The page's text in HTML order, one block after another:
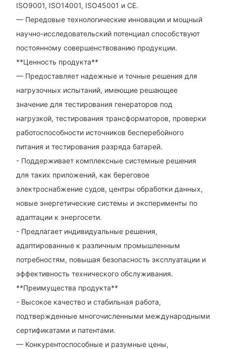
ISO9001, ISO14001, ISO45001 и CE.
— Передовые технологические инновации и мощный
научно-исследовательский потенциал способствуют
постоянному совершенствованию продукции.
**Ценность продукта**
— Предоставляет надежные и точные решения для
нагрузочных испытаний, имеющие решающее
значение для тестирования генераторов под
нагрузкой, тестирования трансформаторов, проверки
работоспособности источников бесперебойного
питания и тестирования разряда батарей.
- Поддерживает комплексные системные решения
для таких приложений, как береговое
электроснабжение судов, центры обработки данных,
новые энергетические системы и эксперименты по
адаптации к энергосети.
- Предлагает индивидуальные решения,
адаптированные к различным промышленным
потребностям, повышая безопасность эксплуатации и
эффективность технического обслуживания.
**Преимущества продукта**
- Высокое качество и стабильная работа,
подтвержденные многочисленными международными
сертификатами и патентами.
— Конкурентоспособные и разумные цены,